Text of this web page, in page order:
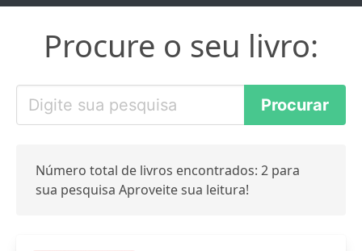
Procure o seu livro:
Número total de livros encontrados: 2 para
sua pesquisa Aproveite sua leitura!